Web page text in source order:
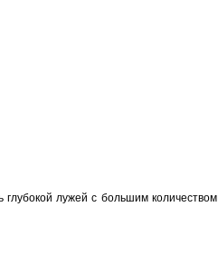
лужей с большим количеством